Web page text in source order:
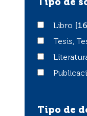
Tipo de
LibroLibro
[16]
Tesis,Tesis,
Literatura
Publicación
Tipo de